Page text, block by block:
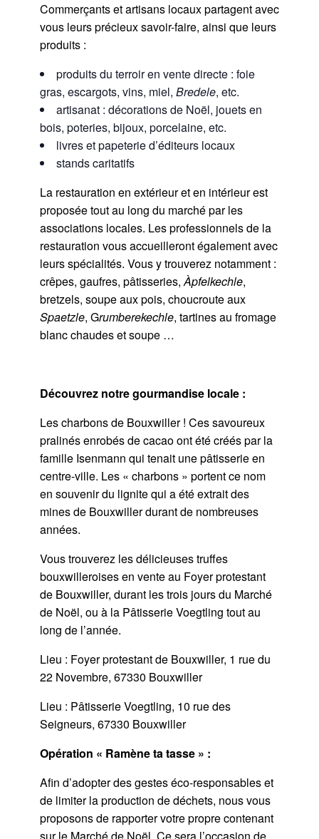
Commerçants et artisans locaux partagent avec
vous leurs précieux savoir-faire, ainsi que leurs
produits :
produits du terroir en vente directe : foie
gras, escargots, vins, miel, Bredele, etc.
artisanat : décorations de Noël, jouets en
bois, poteries, bijoux, porcelaine, etc.
livres et papeterie d’éditeurs locaux
stands caritatifs
La restauration en extérieur et en intérieur est
proposée tout au long du marché par les
associations locales. Les professionnels de la
restauration vous accueilleront également avec
leurs spécialités. Vous y trouverez notamment :
crêpes, gaufres, pâtisseries,Àpfelkechle,
bretzels, soupe aux pois, choucroute aux
Spaetzle, Grumberekechle, tartines au fromage
blanc chaudes et soupe …
Découvrez notre gourmandise locale :
Les charbons de Bouxwiller ! Ces savoureux
pralinés enrobés de cacao ont été créés par la
famille Isenmann qui tenait une pâtisserie en
centre-ville. Les « charbons » portent ce nom
en souvenir du lignite qui a été extrait des
mines de Bouxwiller durant de nombreuses
années.
Vous trouverez les délicieuses truffes
bouxwilleroises en vente au Foyer protestant
de Bouxwiller, durant les trois jours du Marché
de Noël, ou à la Pâtisserie Voegtling tout au
long de l’année.
Lieu : Foyer protestant de Bouxwiller, 1 rue du
22 Novembre, 67330 Bouxwiller
Lieu : Pâtisserie Voegtling, 10 rue des
Seigneurs, 67330 Bouxwiller
Opération « Ramène ta tasse » :
Afin d’adopter des gestes éco-responsables et
de limiter la production de déchets, nous vous
proposons de rapporter votre propre contenant